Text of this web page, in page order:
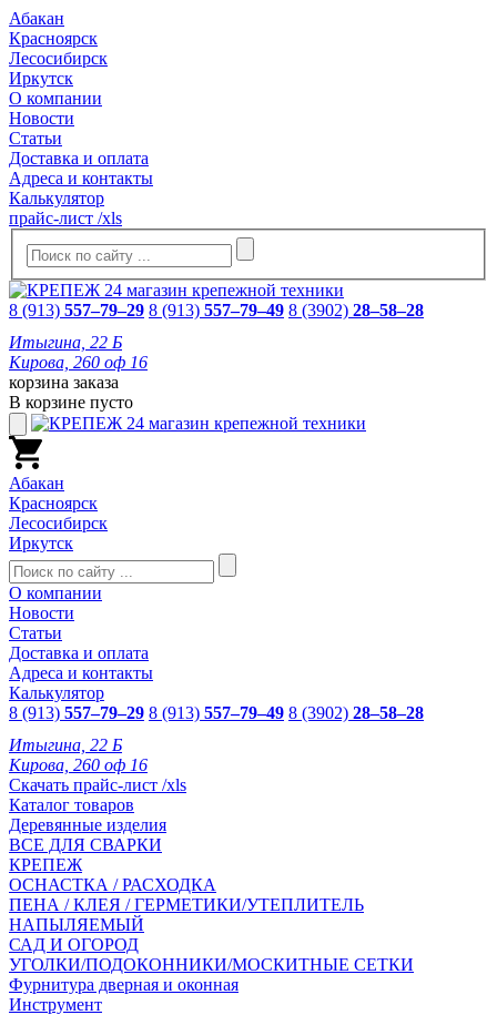
Абакан
Красноярск
Лесосибирск
Иркутск
О компании
Новости
Статьи
Доставка и оплата
Адреса и контакты
Калькулятор
прайс-лист /xls
8 (913) 557–79–29 8 (913) 557–79–49 8 (3902) 28–58–28
Итыгина, 22 Б
Кирова, 260 оф 16
корзина заказа
В корзине пусто
Абакан
Красноярск
Лесосибирск
Иркутск
О компании
Новости
Статьи
Доставка и оплата
Адреса и контакты
Калькулятор
8 (913) 557–79–29 8 (913) 557–79–49 8 (3902) 28–58–28
Итыгина, 22 Б
Кирова, 260 оф 16
Скачать прайс-лист /xls
Каталог товаров
Деревянные изделия
ВСЕ ДЛЯ СВАРКИ
КРЕПЕЖ
ОСНАСТКА / РАСХОДКА
ПЕНА / КЛЕЯ / ГЕРМЕТИКИ/УТЕПЛИТЕЛЬ
НАПЫЛЯЕМЫЙ
САД И ОГОРОД
УГОЛКИ/ПОДОКОННИКИ/МОСКИТНЫЕ СЕТКИ
Фурнитура дверная и оконная
Инструмент